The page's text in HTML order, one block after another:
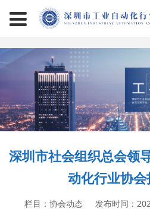
深圳市社会组织总会领
动化行业协
栏目：协会动态 发布时间：